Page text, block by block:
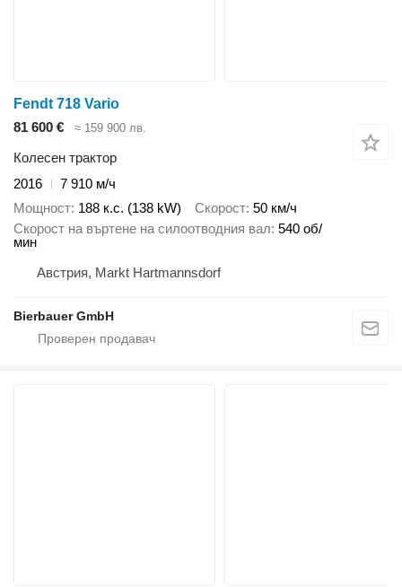
Fendt 718 Vario
81 600 €
≈ 159 900 лв.
Колесен трактор
2016
7 910 м/ч
Мощност 188 к.с. (138 kW) Скорост 50 км/ч
Скорост на въртене на силоотводния вал 540 об/
мин
Австрия, Markt Hartmannsdorf
Bierbauer GmbH